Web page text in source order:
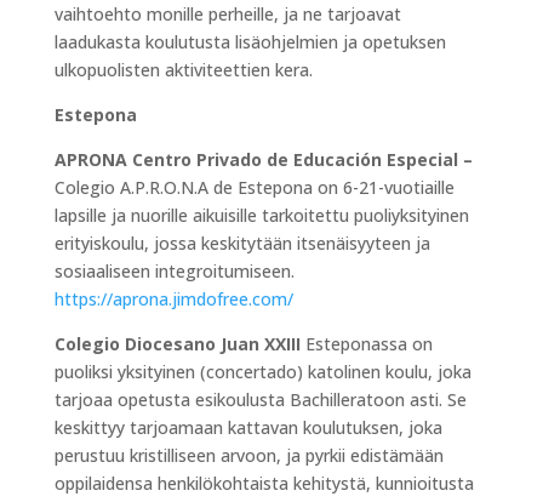
vaihtoehto monille perheille, ja ne tarjoavat
laadukasta koulutusta lisäohjelmien ja opetuksen
ulkopuolisten aktiviteettien kera.
Estepona
APRONA Centro Privado de Educación Especial –
Colegio A.P.R.O.N.A de Estepona on 6-21-vuotiaille
lapsille ja nuorille aikuisille tarkoitettu puoliyksityinen
erityiskoulu, jossa keskitytään itsenäisyyteen ja
sosiaaliseen integroitumiseen.
https://aprona.jimdofree.com/
Colegio Diocesano Juan XXIII Esteponassa on
puoliksi yksityinen (concertado) katolinen koulu, joka
tarjoaa opetusta esikoulusta Bachilleratoon asti. Se
keskittyy tarjoamaan kattavan koulutuksen, joka
perustuu kristilliseen arvoon, ja pyrkii edistämään
oppilaidensa henkilökohtaista kehitystä, kunnioitusta